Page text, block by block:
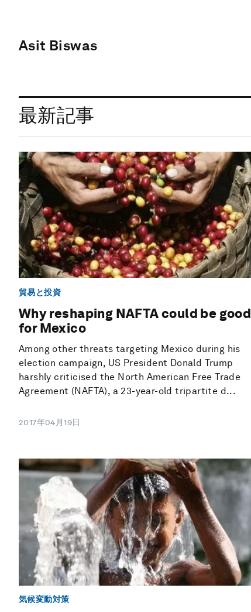
Asit Biswas
最新記事
貿易と投資
Why reshaping NAFTA could be good
for Mexico
Among other threats targeting Mexico during his
election campaign, US President Donald Trump
harshly criticised the North American Free Trade
Agreement (NAFTA), a 23-year-old tripartite d...
2017年04月19日
気候変動対策